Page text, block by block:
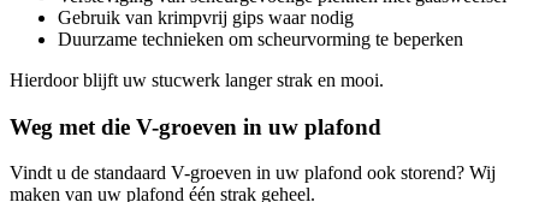
Gebruik van krimpvrij gips waar nodig
Duurzame technieken om scheurvorming te beperken
Hierdoor blijft uw stucwerk langer strak en mooi.
Weg met die V-groeven in uw plafond
Vindt u de standaard V-groeven in uw plafond ook storend? Wij
maken van uw plafond één strak geheel.